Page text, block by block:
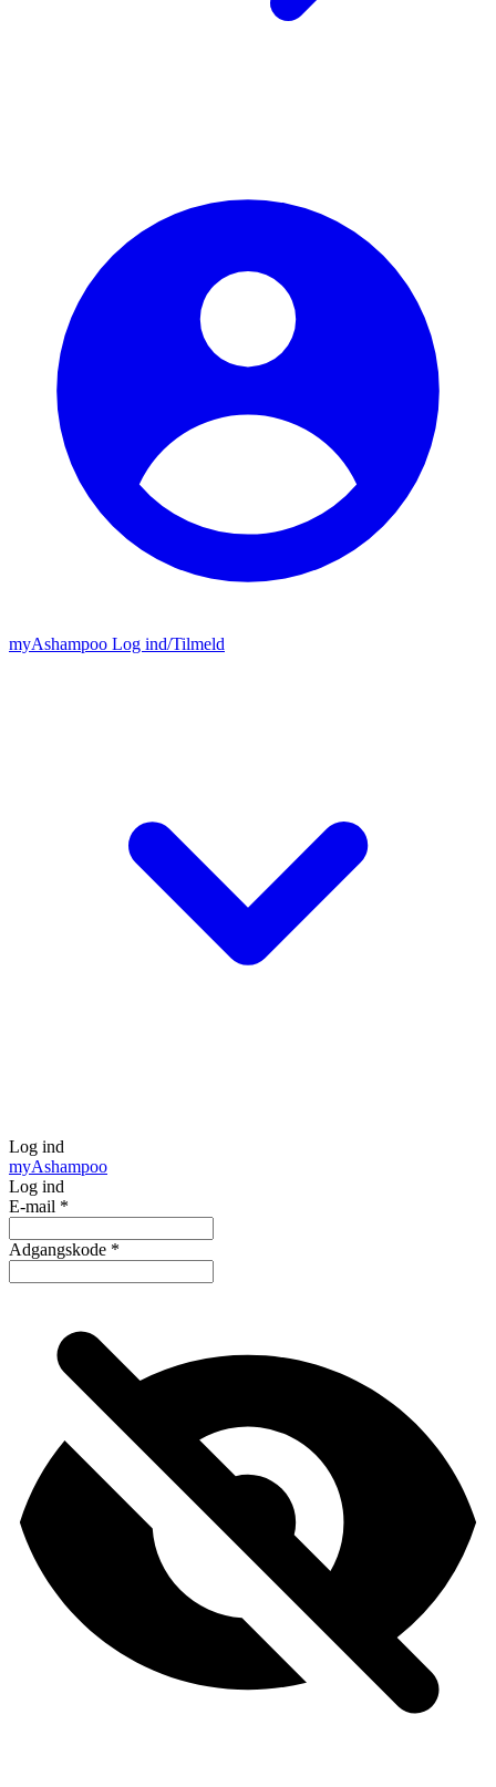
myAshampoo Log ind/Tilmeld
Log ind
myAshampoo
Log ind
E-mail *
Adgangskode *